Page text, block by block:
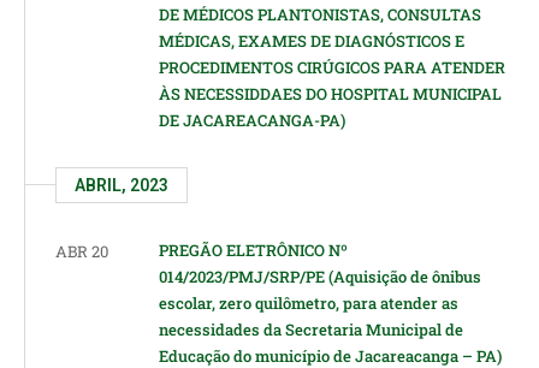
DE MÉDICOS PLANTONISTAS, CONSULTAS
MÉDICAS, EXAMES DE DIAGNÓSTICOS E
PROCEDIMENTOS CIRÚGICOS PARA ATENDER
ÀS NECESSIDDAES DO HOSPITAL MUNICIPAL
DE JACAREACANGA-PA)
ABRIL, 2023
ABR 20
PREGÃO ELETRÔNICO Nº
014/2023/PMJ/SRP/PE (Aquisição de ônibus
escolar, zero quilômetro, para atender as
necessidades da Secretaria Municipal de
Educação do município de Jacareacanga – PA)